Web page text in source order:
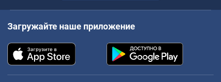
Загружайте наше приложение